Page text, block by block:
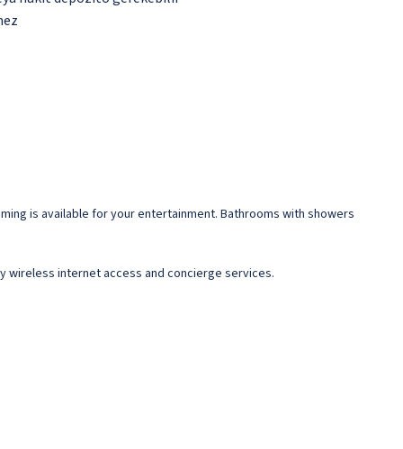
is available for your entertainment. Bathrooms with showers
wireless internet access and concierge services.